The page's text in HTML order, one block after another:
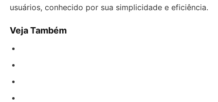
usuários, conhecido por sua simplicidade e eficiência.
Veja Também